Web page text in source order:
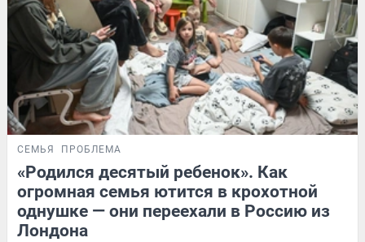
СЕМЬЯ ПРОБЛЕМА
«Родился десятый ребенок». Как
огромная семья ютится в крохотной
однушке — они переехали в Россию из
Лондона